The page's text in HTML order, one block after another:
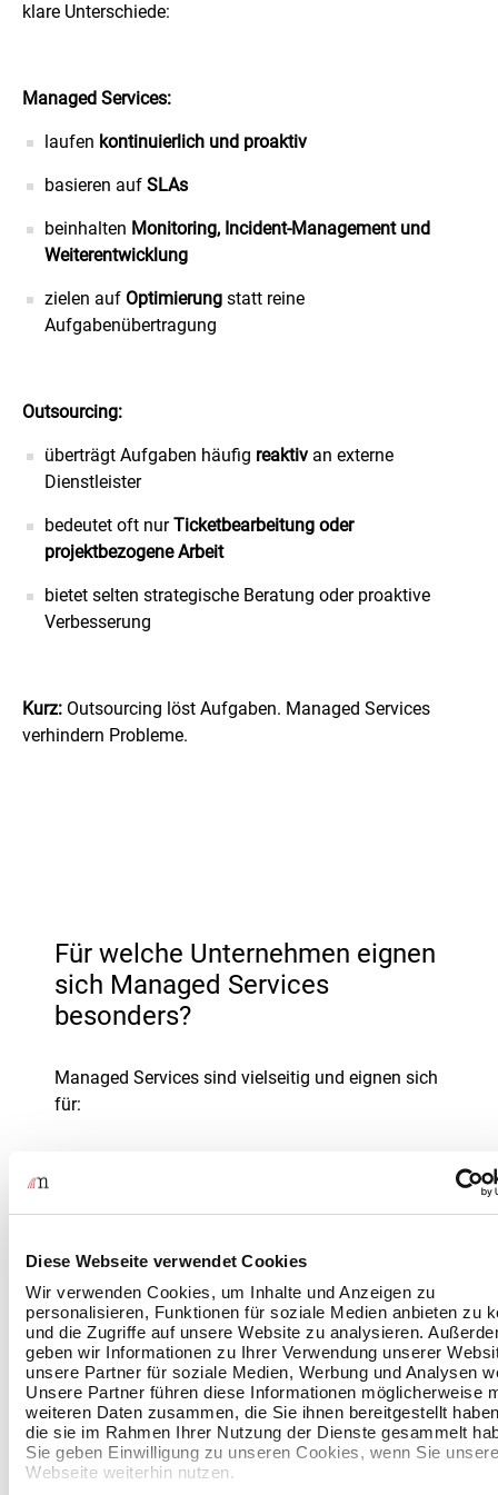
Diese Webseite verwendet Cookies
Wir verwenden Cookies, um Inhalte und Anzeigen zu
personalisieren, Funktionen für soziale Medien anbieten zu
und die Zugriffe auf unsere Website zu analysieren.
geben wir Informationen zu Ihrer Verwendung unserer
unsere Partner für soziale Medien, Werbung und Analysen
Unsere Partner führen diese Informationen möglicherweise
weiteren Daten zusammen, die Sie ihnen bereitgestellt
die sie im Rahmen Ihrer Nutzung der Dienste gesammelt
Sie geben Einwilligung zu unseren Cookies, wenn Sie unsere
Webseite weiterhin nutzen.
klare Unterschiede:
Managed Services:
laufen kontinuierlich und proaktiv
basieren auf SLAs
beinhalten Monitoring, Incident-Management und
Weiterentwicklung
zielen auf Optimierung statt reine
Aufgabenübertragung
Outsourcing:
überträgt Aufgaben häufig reaktiv an externe
Dienstleister
bedeutet oft nurTicketbearbeitung oder
projektbezogene Arbeit
bietet selten strategische Beratung oder proaktive
Verbesserung
Kurz: Outsourcing löst Aufgaben. Managed Services
verhindern Probleme.
Für welche Unternehmen eignen
sich Managed Services
besonders?
Managed Services sind vielseitig und eignen sich
für:
limitierte Ressourcen
profitieren von festen Preisen und
Expertenzugang
Mittelstand und wachstumsstarke Unternehmen
haben komplexere IT‑Strukturen